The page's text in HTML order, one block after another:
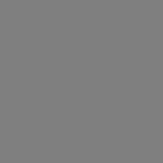
- Schwarze Leder-Sneaker für
001 - Weiße und beige